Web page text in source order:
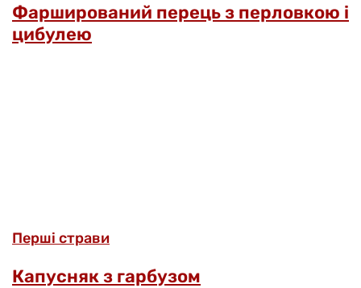
Фарширований перець з перловкою і
цибулею
Перші страви
Капусняк з гарбузом